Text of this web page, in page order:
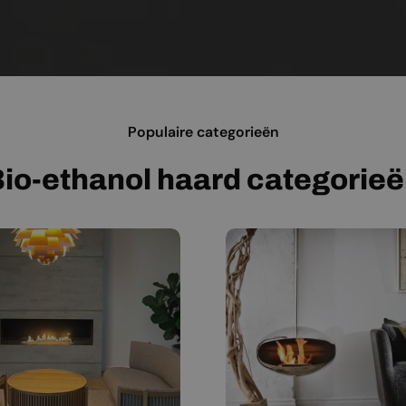
Populaire categorieën
ethanol haard